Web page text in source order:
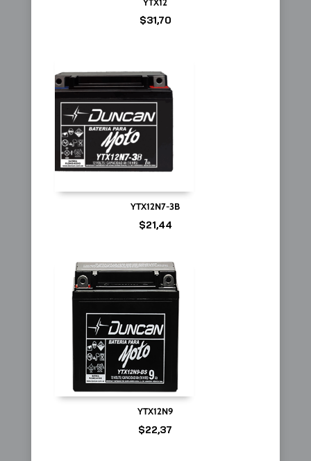
$31,70
YTX12N7-3B
$21,44
YTX12N9
$22,37